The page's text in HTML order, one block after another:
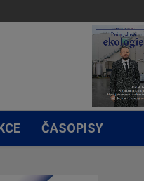
ČASOPISY